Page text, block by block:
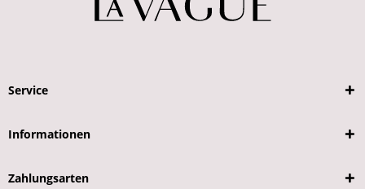
Service
Informationen
Zahlungsarten